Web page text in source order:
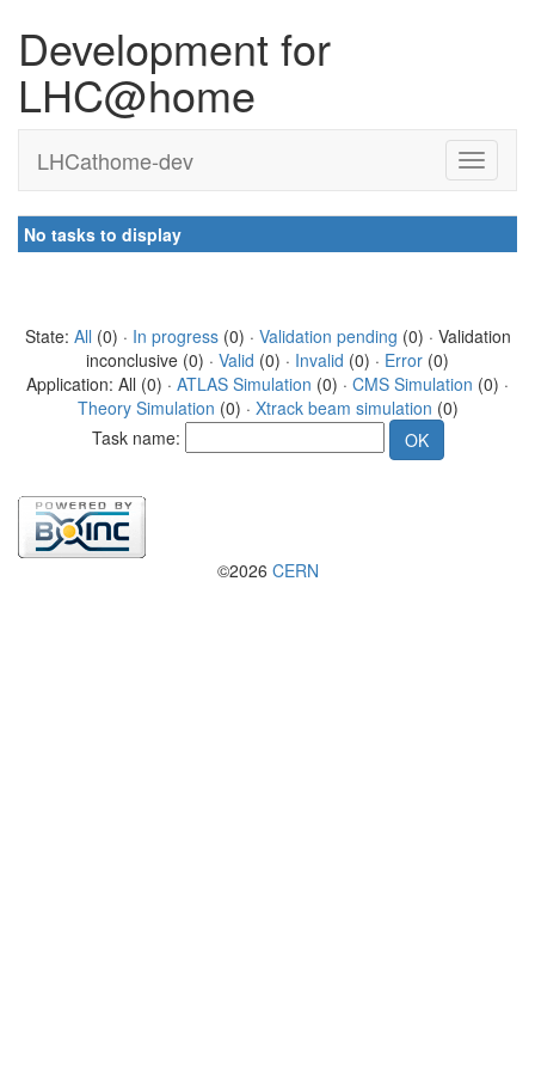
Development for
LHC@home
LHCathome-dev
No tasks to display
State: All (0) · In progress(0) · Validation pending (0) · Validation
inconclusive (0) · Valid (0) · Invalid (0) · Error (0)
Application: All (0) · ATLAS Simulation (0) · CMS Simulation (0) ·
Theory Simulation (0) · Xtrack beam simulation (0)
Task name:
©2026 CERN